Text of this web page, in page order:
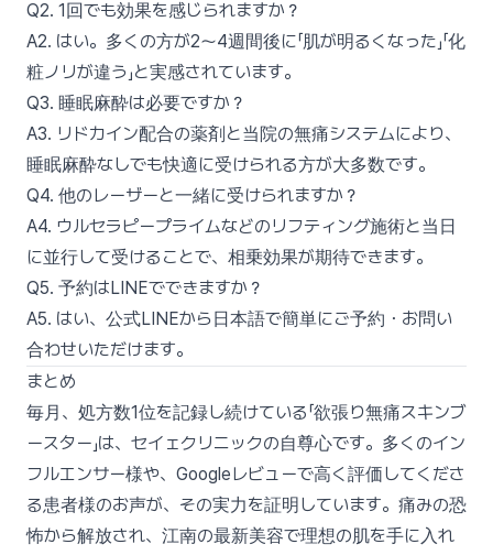
Q2. 1回でも効果を感じられますか？
A2. はい。多くの方が2〜4週間後に「肌が明るくなった」「化
粧ノリが違う」と実感されています。
Q3. 睡眠麻酔は必要ですか？
A3. リドカイン配合の薬剤と当院の無痛システムにより、
睡眠麻酔なしでも快適に受けられる方が大多数です。
Q4. 他のレーザーと一緒に受けられますか？
A4. ウルセラピープライムなどのリフティング施術と当日
に並行して受けることで、相乗効果が期待できます。
Q5. 予約はLINEでできますか？
A5. はい、公式LINEから日本語で簡単にご予約・お問い
合わせいただけます。
まとめ
毎月、処方数1位を記録し続けている「欲張り無痛スキンブ
ースター」は、セイェクリニックの自尊心です。多くのイン
フルエンサー様や、Googleレビューで高く評価してくださ
る患者様のお声が、その実力を証明しています。痛みの恐
怖から解放され、江南の最新美容で理想の肌を手に入れ